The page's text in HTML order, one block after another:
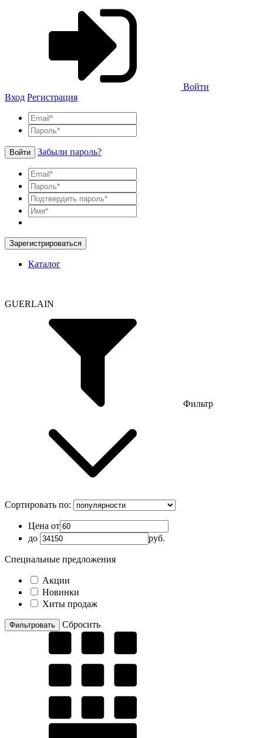
Войти
Вход Регистрация
Войти Забыли пароль?
Зарегистрироваться
Каталог
GUERLAIN
Фильтр
Сортировать по:
Цена от
до
руб.
Специальные предложения
Акции
Новинки
Хиты продаж
Cбросить